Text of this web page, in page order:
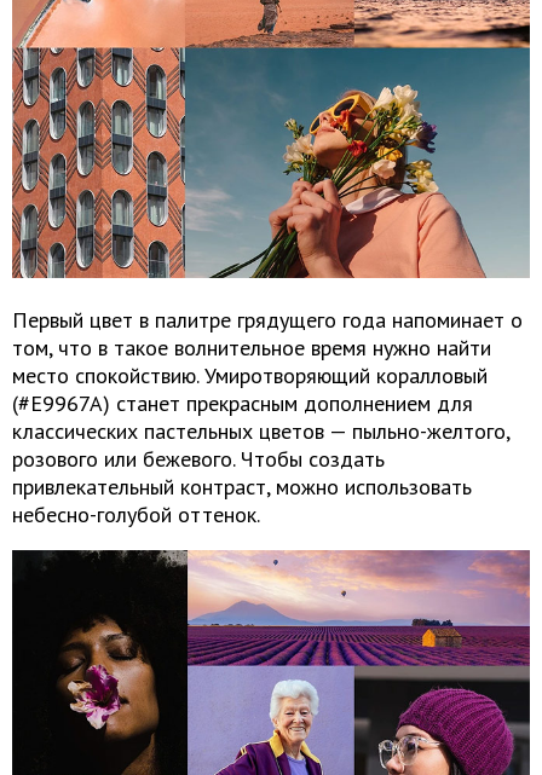
Первый цвет в палитре грядущего года напоминает о
том, что в такое волнительное время нужно найти
место спокойствию. Умиротворяющий коралловый
(#E9967A) станет прекрасным дополнением для
классических пастельных цветов — пыльно-желтого,
розового или бежевого. Чтобы создать
привлекательный контраст, можно использовать
небесно-голубой оттенок.